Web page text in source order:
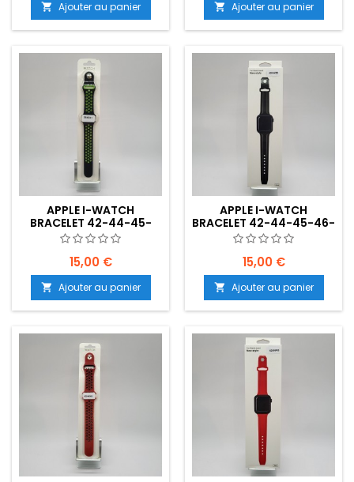
 Ajouter au panier  Ajouter au panier
APPLE I-WATCH
BRACELET 42-44-45-
49MM- NOIR-
VERT(BICOLORE) -
EMPLACEMENT: Z02-B25-
E04
15,00 €
 Ajouter au panier
APPLE I-WATCH
BRACELET 42-44-45-46-
49MM - NOIR -
EMPLACEMENT: Z02-B25-
E05
15,00 €
 Ajouter au panier